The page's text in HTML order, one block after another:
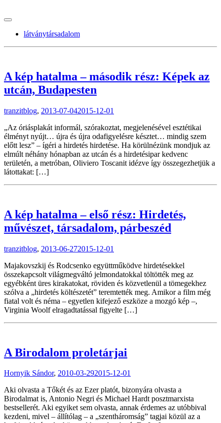
látványtársadalom
A kép hatalma – második rész: Képek az
utcán, Budapesten
tranzitblog, 2013-07-042015-12-01
„Az óriásplakát informál, szórakoztat, megjelenésével esztétikai
élményt nyújt… újra és újra odafigyelésre késztet… mindig szem
előtt lesz” – ígéri a hirdetés hirdetése. Ha körülnézünk mondjuk az
elmúlt néhány hónapban az utcán és a hirdetésipar kedvenc
területén, a metróban, Oliviero Toscanit idézve így összegezhetjük a
látottakat: […]
A kép hatalma – első rész: Hirdetés,
művészet, társadalom, párbeszéd
tranzitblog, 2013-06-272015-12-01
Majakovszkij és Rodcsenko együttműködve hirdetésekkel
összekapcsolt világmegváltó jelmondatokkal töltötték meg az
egyébként üres kirakatokat, röviden és közvetlenül a tömegekhez
szólva a „hirdetés költészetét” teremtették meg. Amikor a film még
fiatal volt és néma – egyetlen kifejező eszköze a mozgó kép –,
Virginia Woolf elragadtatással figyelte […]
A Birodalom proletárjai
Hornyik Sándor, 2010-03-292015-12-01
Aki olvasta a Tőkét és az Ezer platót, bizonyára olvasta a
Birodalmat is, Antonio Negri és Michael Hardt posztmarxista
bestsellerét. Aki egyiket sem olvasta, annak érdemes az utóbbival
kezdeni, mivel – állítólag – a „szentháromság” tagjai közül az a